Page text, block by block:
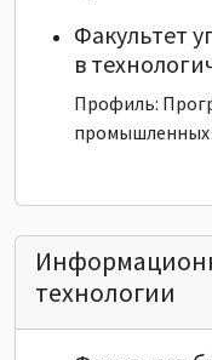
Факультет
в
Профиль:
промышленных
технологии